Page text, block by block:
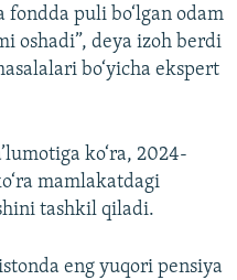
fondda puli bo‘lgan odam
oshadi”, deya izoh berdi
bo‘yicha ekspert
ko‘ra, 2024-
mamlakatdagi
tashkil qiladi.
eng yuqori pensiya